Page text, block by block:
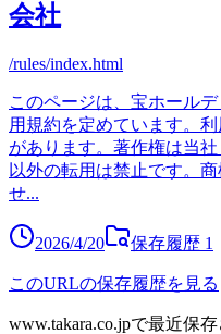
会社
/rules/index.html
このページは、宝ホール
用規約を定めています。
があります。著作権は当
以外の転用は禁止です。
せ...
2026/4/20 保存履歴 1
このURLの保存履歴を見る
www.takara.co.jpで最近保存